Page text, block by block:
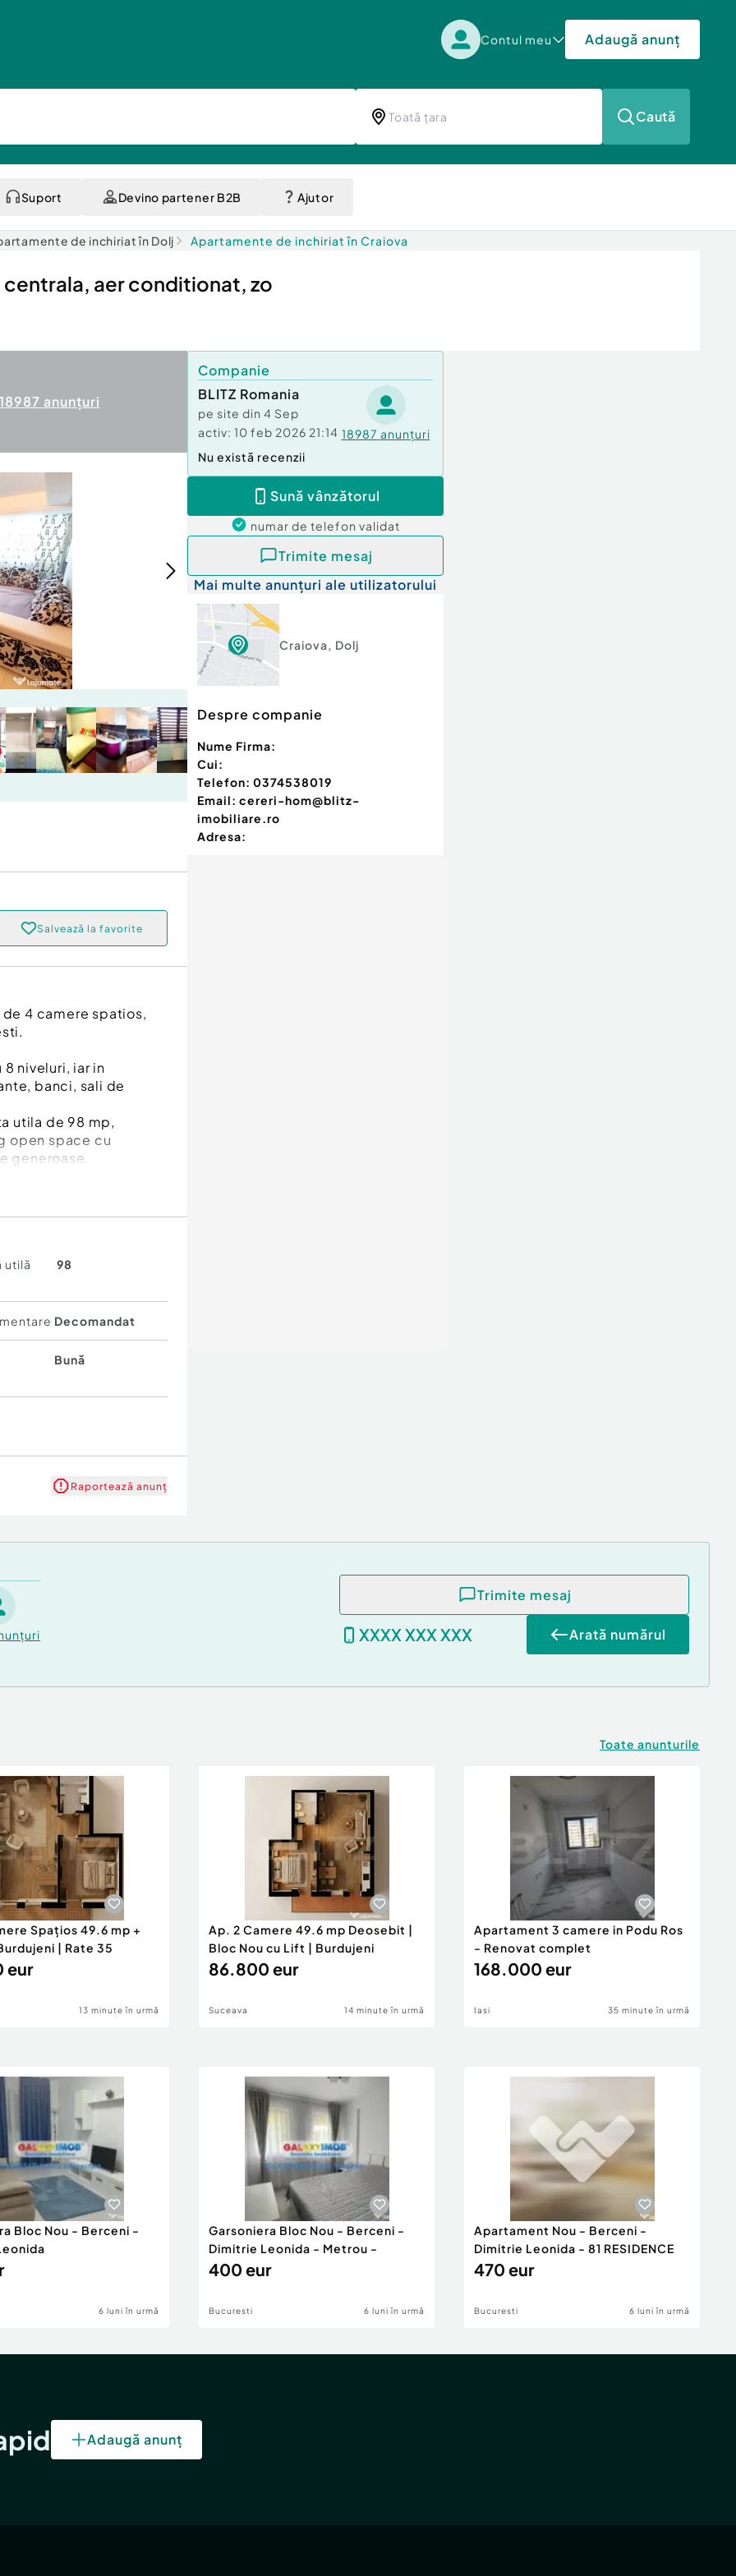
Contul meu Adaugă anunț
Caută
Suport Devino partener B2B Ajutor
de inchiriat în Dolj Apartamente de inchiriat în Craiova
aer conditionat, zo
18987 anunțuri
Salvează la favorite
4 camere spatios,
niveluri, iar in
banci, sali de
utila de 98 mp,
open space cu
generoase.
de aer
utilă
98
Decomandat
Bună
Raportează anunț
Companie
BLITZ Romania
pe site din 4 Sep
activ: 10 feb 2026 21:14 18987 anunțuri
Nu există recenzii
Sună vânzătorul
numar de telefon validat
Trimite mesaj
Mai multe anunțuri ale utilizatorului
Craiova, Dolj
Despre companie
Nume Firma:
Cui:
Telefon: 0374538019
Email: cereri-hom@blitz-
imobiliare.ro
Adresa:
Trimite mesaj
XXXX XXX XXX Arată numărul
Toate anunturile
Spațios 49.6 mp +
| Rate 35
eur
13 minute în urmă
Ap. 2 Camere 49.6 mp Deosebit |
Bloc Nou cu Lift | Burdujeni
86.800 eur
Suceava 14 minute în urmă
Apartament 3 camere in Podu Ros
- Renovat complet
168.000 eur
Iasi 35 minute în urmă
Bloc Nou - Berceni -
6 luni în urmă
Garsoniera Bloc Nou - Berceni -
Dimitrie Leonida - Metrou -
400 eur
Bucuresti 6 luni în urmă
Apartament Nou - Berceni -
Dimitrie Leonida - 81 RESIDENCE
470 eur
Bucuresti 6 luni în urmă
Adaugă anunț